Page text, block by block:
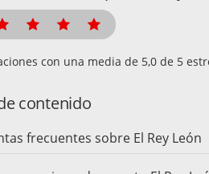
con una media de de 5
contenido
frecuentes sobre El Rey León